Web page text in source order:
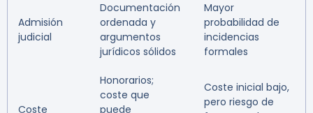
Admisión
judicial
Documentación
ordenada y
argumentos
jurídicos sólidos
Mayor
probabilidad de
incidencias
formales
Coste
Honorarios;
coste que
puede
Coste inicial bajo,
pero riesgo de